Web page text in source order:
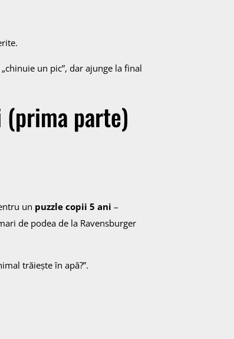
un pic”, dar ajunge la final
(prima parte)
un puzzle copii 5 ani –
de podea de la Ravensburger
trăiește în apă?”.